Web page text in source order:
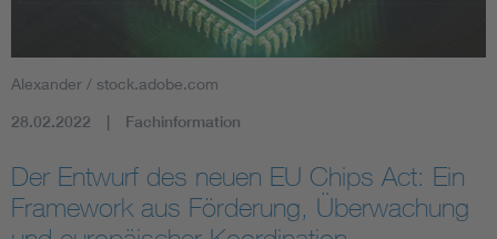
Assisted Living
Alexander / stock.adobe.com
28.02.2022 Fachinformation
Der Entwurf des neuen EU Chips Act: Ein
Framework aus Förderung, Überwachung